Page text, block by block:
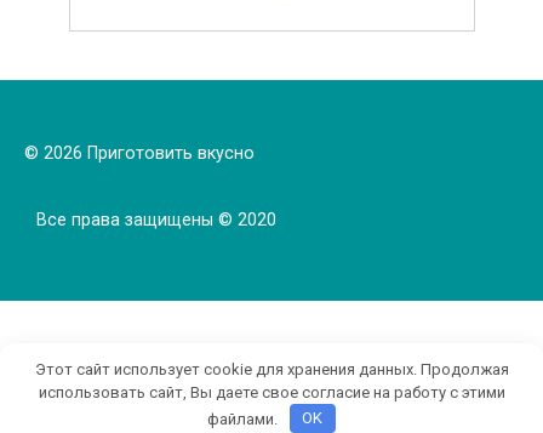
© 2026 Приготовить вкусно
Все права защищены © 2020
Этот сайт использует cookie для хранения данных. Продолжая
использовать сайт, Вы даете свое согласие на работу с этими
файлами.
OK